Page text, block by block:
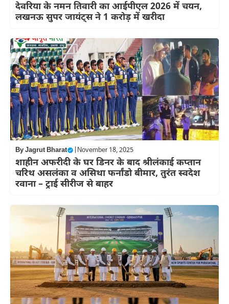
देवरिया के नमन तिवारी का आईपीएल 2026 में चयन,
लखनऊ सुपर जायंट्स ने 1 करोड़ में खरीदा
ByJagrut Bharat November 18, 2025
शाहीन अफरीदी के घर डिनर के बाद श्रीलंकाई कप्तान
चरिथ असलंका व असिथा फर्नांडो बीमार, तुरंत स्वदेश
रवाना – ट्राई सीरीज से बाहर